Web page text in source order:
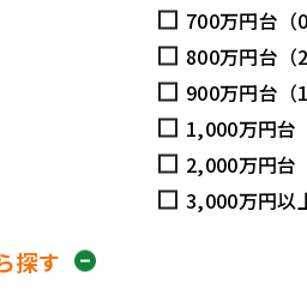
700万円台（0
800万円台（2
900万円台（1
1,000万円台
2,000万円台
3,000万円以
探す